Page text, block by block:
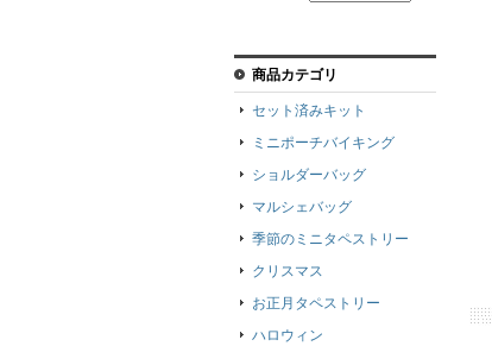
商品カテゴリ
セット済みキット
ミニポーチバイキング
ショルダーバッグ
マルシェバッグ
季節のミニタペストリー
クリスマス
お正月タペストリー
ハロウィン